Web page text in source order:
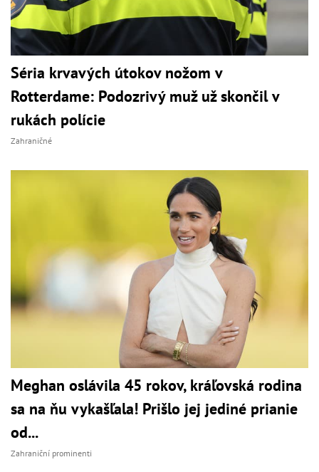
Séria krvavých útokov nožom v
Rotterdame: Podozrivý muž už skončil v
rukách polície
Zahraničné
Meghan oslávila 45 rokov, kráľovská rodina
sa na ňu vykašľala! Prišlo jej jediné prianie
od...
Zahraniční prominenti